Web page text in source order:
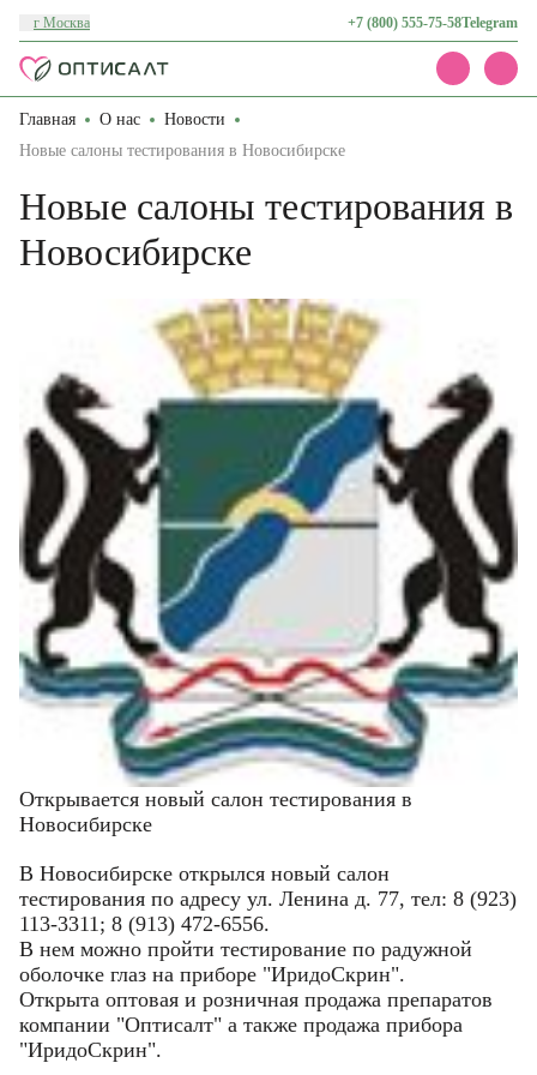
г Москва +7 (800) 555-75-58Telegram
Каталог
Акции
О нас
Контакты
Главная О нас
Новости
Новые салоны тестирования в Новосибирске
Новые салоны тестирования в
Новосибирске
Открывается новый салон тестирования в
Новосибирске
В Новосибирске открылся новый салон
тестирования по адресу ул. Ленина д. 77, тел: 8 (923)
113-3311; 8 (913) 472-6556.
В нем можно пройти тестирование по радужной
оболочке глаз на приборе "ИридоСкрин".
Открыта оптовая и розничная продажа препаратов
компании "Оптисалт" а также продажа прибора
"ИридоСкрин".
Email
Фамилия
Имя
Фамилия
Имя